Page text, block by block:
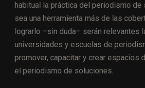
habitual la práctica del periodismo de
sea una herramienta más de las
lograrlo –sin duda– serán relevantes
universidades y escuelas de
promover, capacitar y crear espacios
el periodismo de soluciones.